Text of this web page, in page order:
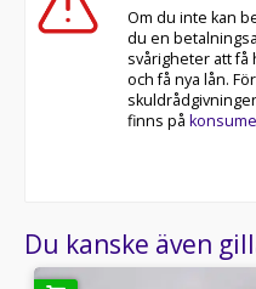
Om du inte kan
du en
svårigheter att få
och få nya lån.
finns på
Du kanske även